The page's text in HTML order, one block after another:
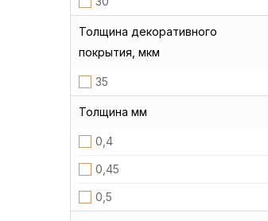
Толщина декоративного
покрытия, мкм
35
Толщина мм
0,4
0,45
0,5